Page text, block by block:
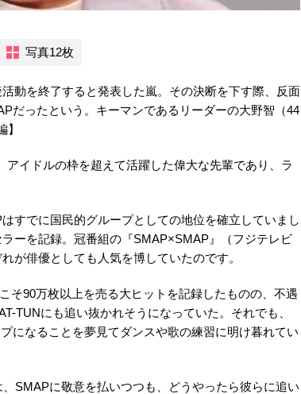
写真12枚
動を終了すると発表した嵐。その決断を下す際、反面
だったという。キーマンであるリーダーの大野智（44
イドルの枠を超えて活躍した偉大な先輩であり、ラ
すでに国民的グループとしての地位を確立していまし
ーを記録。冠番組の『SMAP×SMAP』（フジテレビ
が俳優としても人気を博していたのです。
そ90万枚以上を売る大ヒットを記録したものの、不遇
TUNにも追い抜かれそうになっていた。それでも、
になることを夢見てダンスや歌の練習に明け暮れてい
SMAPに敬意を払いつつも、どうやったら彼らに追い